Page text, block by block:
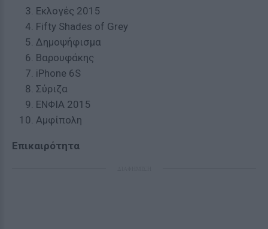
Εκλογές 2015
Fifty Shades of Grey
Δημοψήφισμα
Βαρουφάκης
iPhone 6S
Σύριζα
ΕΝΦΙΑ 2015
Αμφίπολη
Επικαιρότητα